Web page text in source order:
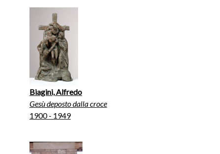
Biagini, Alfredo
Gesù deposto dalla croce
1900 - 1949